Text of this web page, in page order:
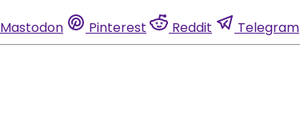
Mastodon Pinterest Reddit Telegram